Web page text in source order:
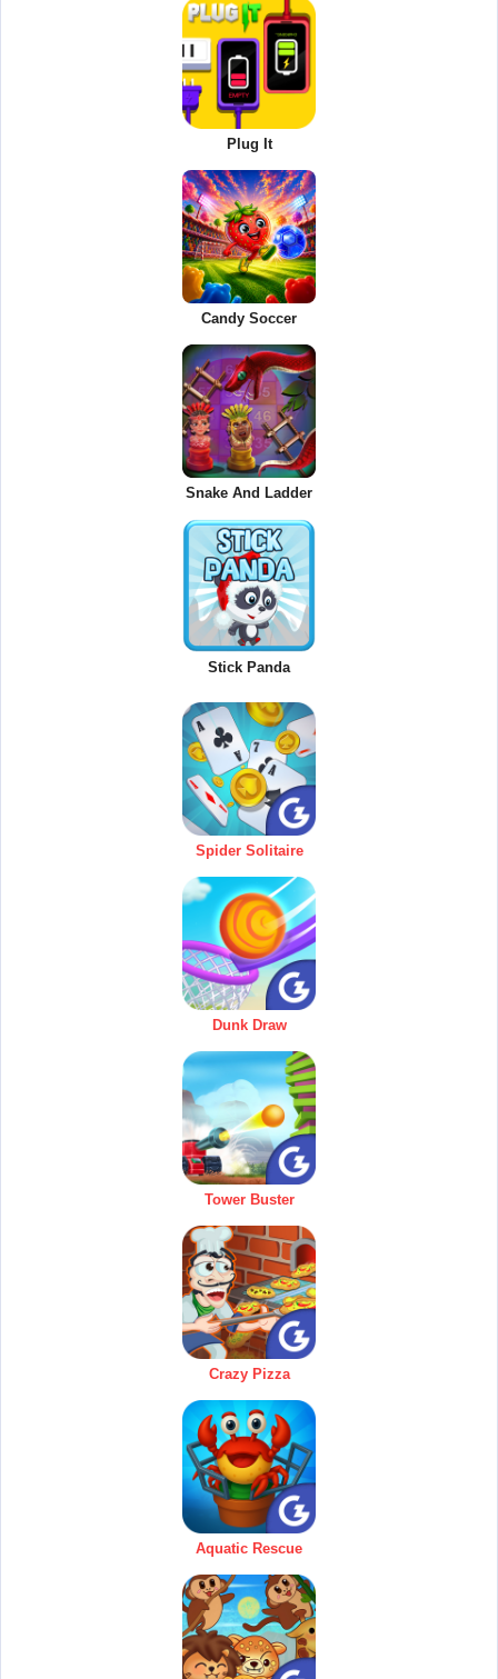
Plug It
Candy Soccer
Snake And Ladder
Stick Panda
Spider Solitaire
Dunk Draw
Tower Buster
Crazy Pizza
Aquatic Rescue